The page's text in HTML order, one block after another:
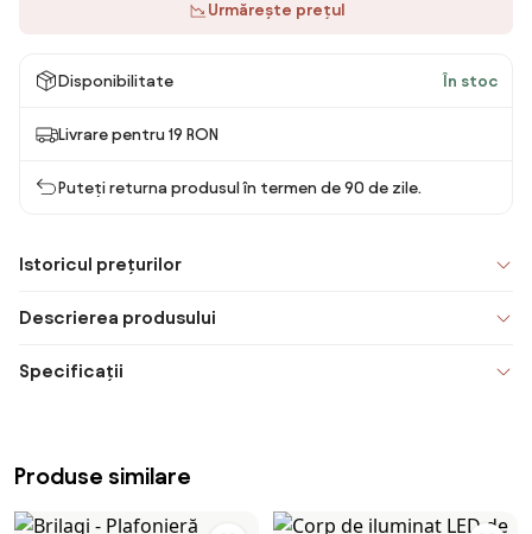
Urmărește prețul
Disponibilitate În stoc
Livrare pentru 19 RON
Puteți returna produsul în termen de 90 de zile.
Istoricul prețurilor
Descrierea produsului
Specificații
Produse similare